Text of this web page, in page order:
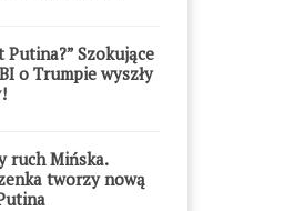
Putina?” Szokujące
o Trumpie wyszły
ruch Mińska.
tworzy nową